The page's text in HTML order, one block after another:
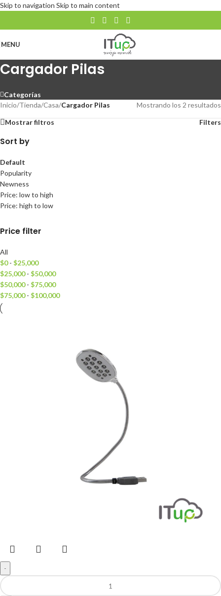
Skip to navigation Skip to main content
MENU
Cargador Pilas
Categorías
Inicio/Tienda/Casa/Cargador Pilas Mostrando los 2 resultados
Mostrar filtros Filters
Sort by
Default
Popularity
Newness
Price: low to high
Price: high to low
Price filter
All
$0- $25,000
$25,000- $50,000
$50,000- $75,000
$75,000- $100,000
-